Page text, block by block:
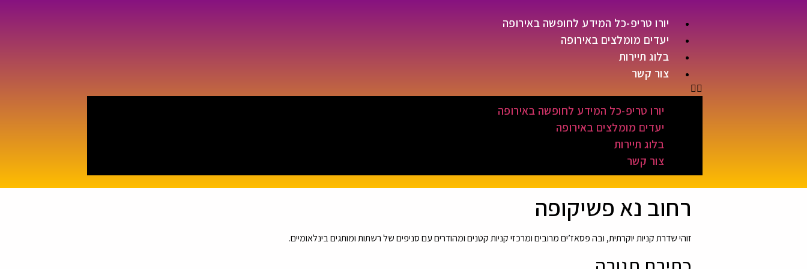
יורו טריפ-כל המידע לחופשה באירופה
יעדים מומלצים באירופה
בלוג תיירות
צור קשר
יורו טריפ-כל המידע לחופשה באירופה
יעדים מומלצים באירופה
בלוג תיירות
צור קשר
רחוב נא פשיקופה
זוהי שדרת קניות יוקרתית, ובה פסאז’ים מרובים ומרכזי קניות קטנים ומהודרים עם סניפים של רשתות ומותגים בינלאומיים.